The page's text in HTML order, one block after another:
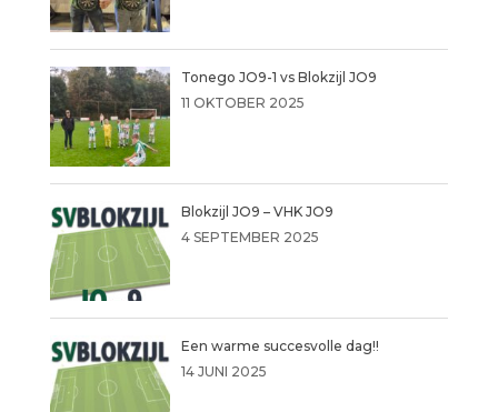
Tonego JO9-1 vs Blokzijl JO9
11 OKTOBER 2025
Blokzijl JO9 – VHK JO9
4 SEPTEMBER 2025
Een warme succesvolle dag!!
14 JUNI 2025